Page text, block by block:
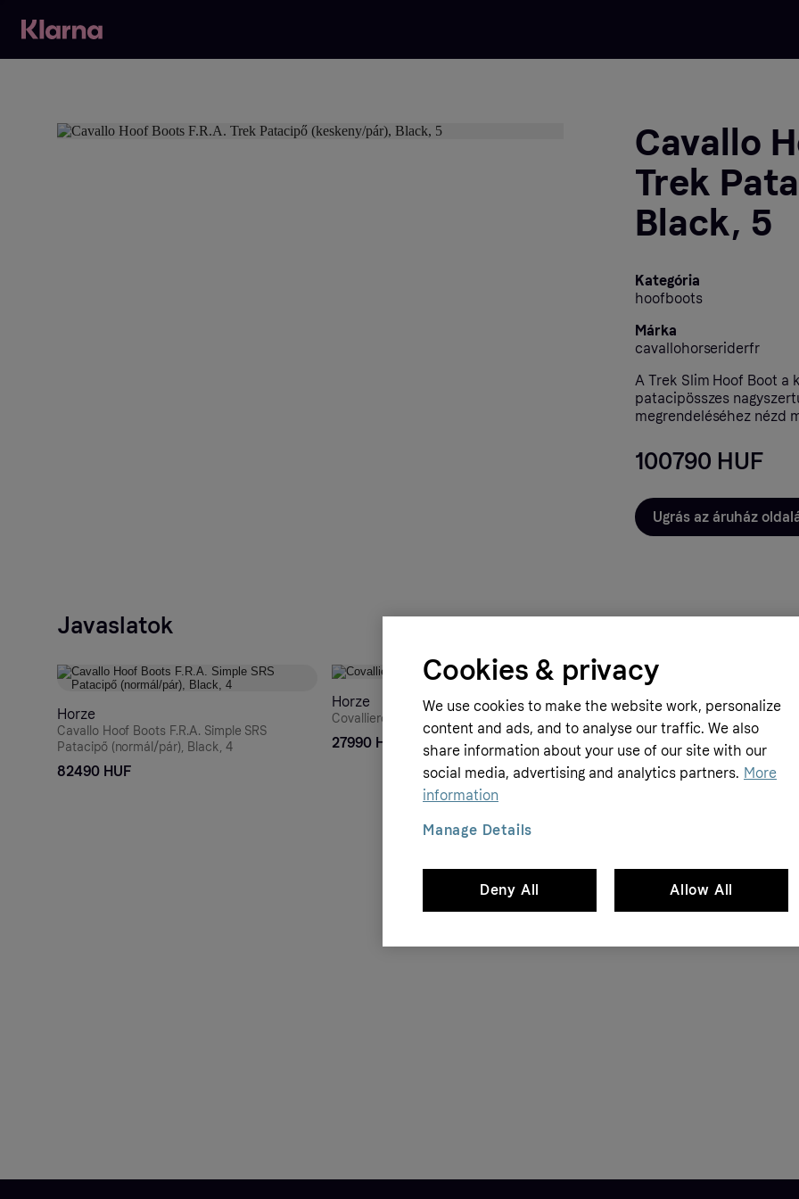
Cavallo
Trek
Black, 5
Kategória
hoofboots
Márka
cavallohorseriderfr
A Trek Slim Hoof Boot a
patacipösszes
megrendeléséhez nézd
100790 HUF
Ugrás az áruház
Javaslatok
Horze
Cavallo Hoof Boots F.R.A. Simple SRS
Patacipő (normál/pár), Black, 4
82490 HUF
Horze
Covalliero Patacipő (1 db), Black, 10
27990 HUF
Horze
Cavallo Hoof Boots F.R.A. Sport
(slim), Black, 2
82490 HUF
Cookies & privacy
We use cookies to make the website work, personalize
content and ads, and to analyse our traffic. We also
share information about your use of our site with our
social media, advertising and analytics partners. More
information
Deny All Allow All
Manage Details